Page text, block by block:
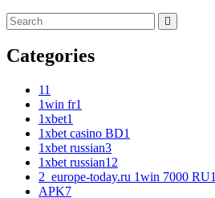
Categories
11
1win fr1
1xbet1
1xbet casino BD1
1xbet russian3
1xbet russian1 2
2_europe-today.ru 1win 7000 RU1
APK7